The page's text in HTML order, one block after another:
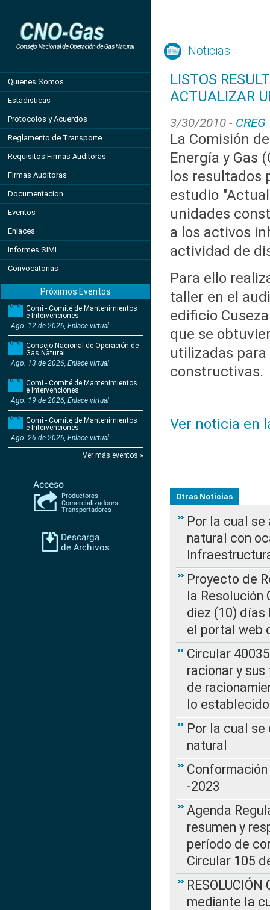
Quienes Somos
Estadisticas
Protocolos y Acuerdos
Reglamento de Transporte
Requisitos Firmas Auditoras
Firmas Auditoras
Documentacion
Eventos
Enlaces
Informes SIMI
Convocatorias
Próximos Eventos
Comi - Comité de Mantenimientos
e Intervenciones
Ago. 12 de 2026, Enlace virtual
Consejo Nacional de Operación de
Gas Natural
Ago. 13 de 2026, Enlace virtual
Comi - Comité de Mantenimientos
e Intervenciones
Ago. 19 de 2026, Enlace virtual
Comi - Comité de Mantenimientos
e Intervenciones
Ago. 26 de 2026, Enlace virtual
Ver más eventos »
Noticias
LISTOS
ACTUALIZAR
3/30/2010 - CREG
La Comisión
Energía y Gas
los resultados
estudio
unidades
a los activos
actividad de
Para ello
taller en el
edificio
que se
utilizadas
constructivas.
Ver noticia en
Otras Noticias
Por la cual
natural con
Proyecto de
la Resolución
diez (10) días
el portal web
Circular
racionar y
de
lo
Por la cual
natural
-2023
Agenda
resumen y
período de
Circular 105
mediante la